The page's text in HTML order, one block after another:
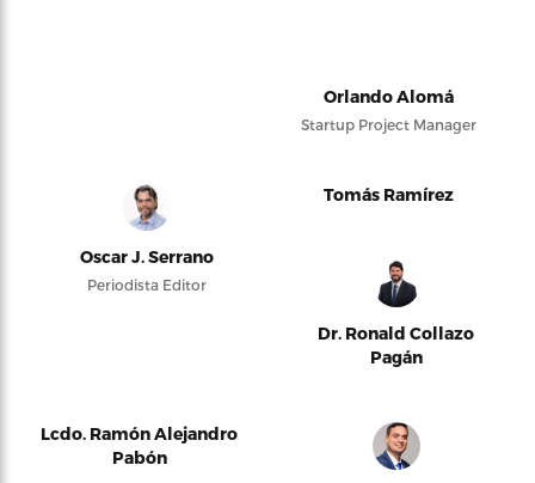
Orlando Alomá
Startup Project Manager
Oscar J. Serrano
Periodista Editor
Tomás Ramírez
Dr. Ronald Collazo
Pagán
Lcdo. Ramón Alejandro
Pabón